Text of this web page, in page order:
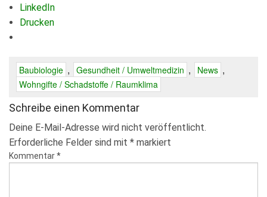
LinkedIn
Drucken
Baubiologie , Gesundheit / Umweltmedizin , News ,
Wohngifte / Schadstoffe / Raumklima
Schreibe einen Kommentar
Deine E-Mail-Adresse wird nicht veröffentlicht.
Erforderliche Felder sind mit * markiert
Kommentar*